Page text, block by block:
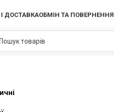
ДОСТАВКАОБМІН ТА ПОВЕРНЕННЯ